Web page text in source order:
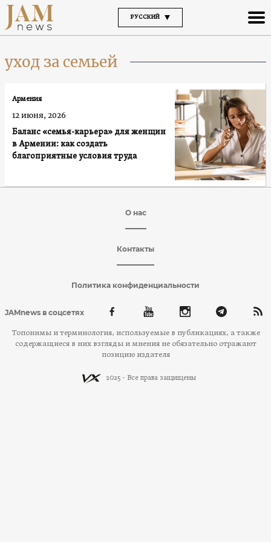
РУССКИЙ
уход за семьей
Баланс «семья-карьера» для женщин
в Армении: как создать
благоприятные условия труда
Армения
12 июня, 2026
О нас
Контакты
Политика конфиденциальности
JAMnews в соцсетях
Топонимы и терминология, используемые в публикациях, а также
содержащиеся в них взгляды и мнения не обязательно отражают
позицию издателя
2025 - Все права защищены